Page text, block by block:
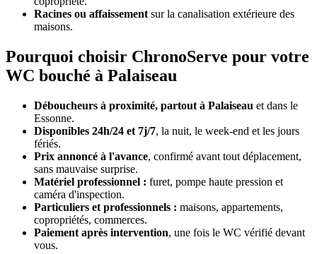
Racines ou affaissement sur la canalisation extérieure des
maisons.
Pourquoi choisir ChronoServe pour votre
WC bouché à Palaiseau
Déboucheurs à proximité, partout à Palaiseau et dans le
Essonne.
Disponibles 24h/24 et 7j/7, la nuit, le week-end et les jours
fériés.
Prix annoncé à l'avance, confirmé avant tout déplacement,
sans mauvaise surprise.
Matériel professionnel : furet, pompe haute pression et
caméra d'inspection.
Particuliers et professionnels : maisons, appartements,
copropriétés, commerces.
Paiement après intervention, une fois le WC vérifié devant
vous.